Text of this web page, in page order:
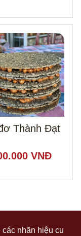
Thành Đạt
VNĐ
nhãn hiệu cu